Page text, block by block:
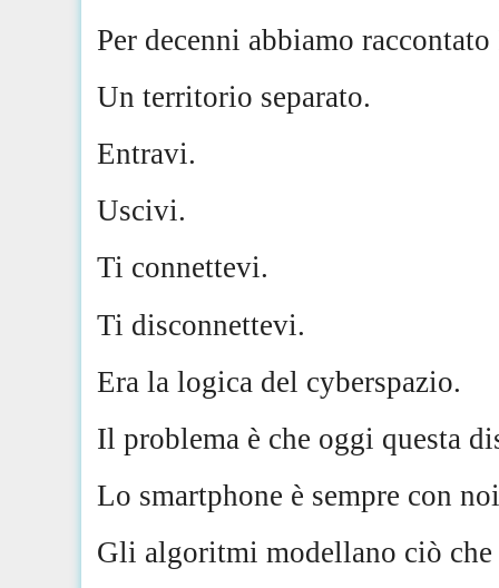
Per decenni abbiamo
Un territorio separato.
Entravi.
Uscivi.
Ti connettevi.
Ti disconnettevi.
Era la logica del cyberspazio.
Il problema è che oggi questa
Lo smartphone è sempre con
Gli algoritmi modellano ciò che